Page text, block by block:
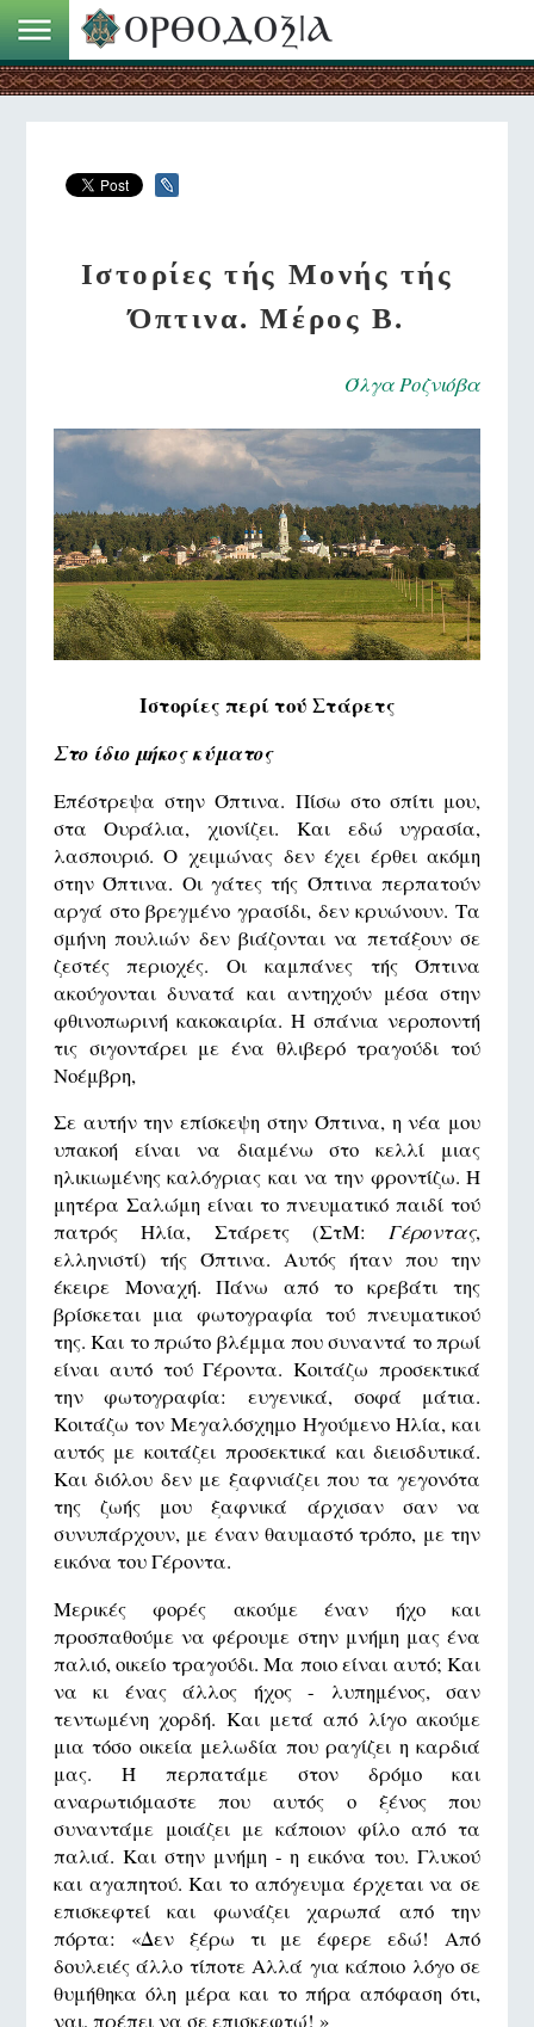
Ιστορίες τής Μονής τής
Όπτινα. Μέρος Β.
Όλγα Ροζνιόβα
Ιστορίες περί τού Στάρετς
Στο ίδιο μήκος κύματος
Επέστρεψα στην Όπτινα. Πίσω στο σπίτι μου,
στα Ουράλια, χιονίζει. Και εδώ υγρασία,
λασπουριό. Ο χειμώνας δεν έχει έρθει ακόμη
στην Όπτινα. Οι γάτες τής Όπτινα περπατούν
αργά στο βρεγμένο γρασίδι, δεν κρυώνουν. Τα
σμήνη πουλιών δεν βιάζονται να πετάξουν σε
ζεστές περιοχές. Οι καμπάνες τής Όπτινα
ακούγονται δυνατά και αντηχούν μέσα στην
φθινοπωρινή κακοκαιρία. Η σπάνια νεροποντή
τις σιγοντάρει με ένα θλιβερό τραγούδι τού
Νοέμβρη,
Σε αυτήν την επίσκεψη στην Όπτινα, η νέα μου
υπακοή είναι να διαμένω στο κελλί μιας
ηλικιωμένης καλόγριας και να την φροντίζω. Η
μητέρα Σαλώμη είναι το πνευματικό παιδί τού
πατρός Ηλία, Στάρετς (ΣτΜ:Γέροντας,
ελληνιστί) τής Όπτινα. Αυτός ήταν που την
έκειρε Μοναχή. Πάνω από το κρεβάτι της
βρίσκεται μια φωτογραφία τού πνευματικού
της. Και το πρώτο βλέμμα που συναντά το πρωί
είναι αυτό τού Γέροντα. Κοιτάζω προσεκτικά
την φωτογραφία: ευγενικά, σοφά μάτια.
Κοιτάζω τον Μεγαλόσχημο Ηγούμενο Ηλία, και
αυτός με κοιτάζει προσεκτικά και διεισδυτικά.
Και διόλου δεν με ξαφνιάζει που τα γεγονότα
της ζωής μου ξαφνικά άρχισαν σαν να
συνυπάρχουν, με έναν θαυμαστό τρόπο, με την
εικόνα του Γέροντα.
Mερικές φορές ακούμε έναν ήχο και
προσπαθούμε να φέρουμε στην μνήμη μας ένα
παλιό, οικείο τραγούδι. Μα ποιο είναι αυτό; Και
να κι ένας άλλος ήχος - λυπημένος, σαν
τεντωμένη χορδή. Και μετά από λίγο ακούμε
μια τόσο οικεία μελωδία που ραγίζει η καρδιά
μας. Ή περπατάμε στον δρόμο και
αναρωτιόμαστε που αυτός ο ξένος που
συναντάμε μοιάζει με κάποιον φίλο από τα
παλιά. Και στην μνήμη - η εικόνα του. Γλυκού
και αγαπητού. Και το απόγευμα έρχεται να σε
επισκεφτεί και φωνάζει χαρωπά από την
πόρτα: «Δεν ξέρω τι με έφερε εδώ! Από
δουλειές άλλο τίποτε Αλλά για κάποιο λόγο σε
θυμήθηκα όλη μέρα και το πήρα απόφαση ότι,
ναι, πρέπει να σε επισκεφτώ! »